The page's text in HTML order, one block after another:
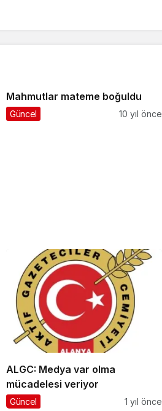
Mahmutlar mateme boğuldu
Güncel 10 yıl önce
ALGC: Medya var olma
mücadelesi veriyor
Güncel 1 yıl önce